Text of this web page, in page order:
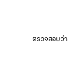
ตรวจสอบว่